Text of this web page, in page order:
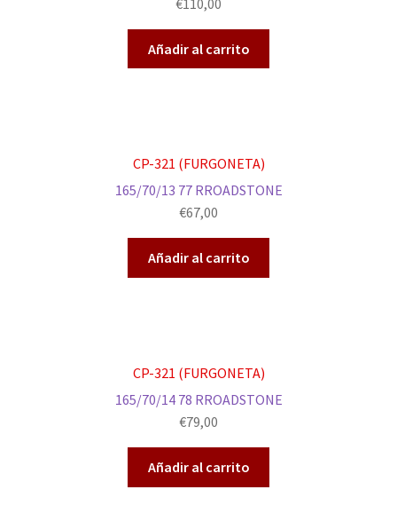
Añadir al carrito
CP-321 (FURGONETA)
165/70/13 77 RROADSTONE
€67,00
Añadir al carrito
CP-321 (FURGONETA)
165/70/14 78 RROADSTONE
€79,00
Añadir al carrito